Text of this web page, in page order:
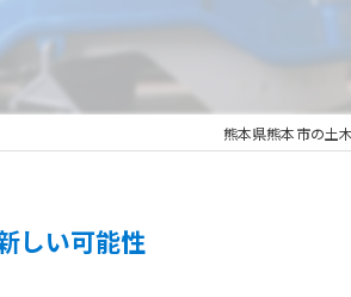
熊本県熊本市の土
しい可能性